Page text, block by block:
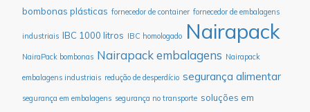
bombonas plásticas fornecedor de container fornecedor de embalagens
industriais IBC 1000 litros IBC homologado Nairapack
NairaPack bombonas Nairapack embalagens Nairapack
embalagens industriais redução de desperdício segurança alimentar
segurança em embalagens segurança no transporte soluções em